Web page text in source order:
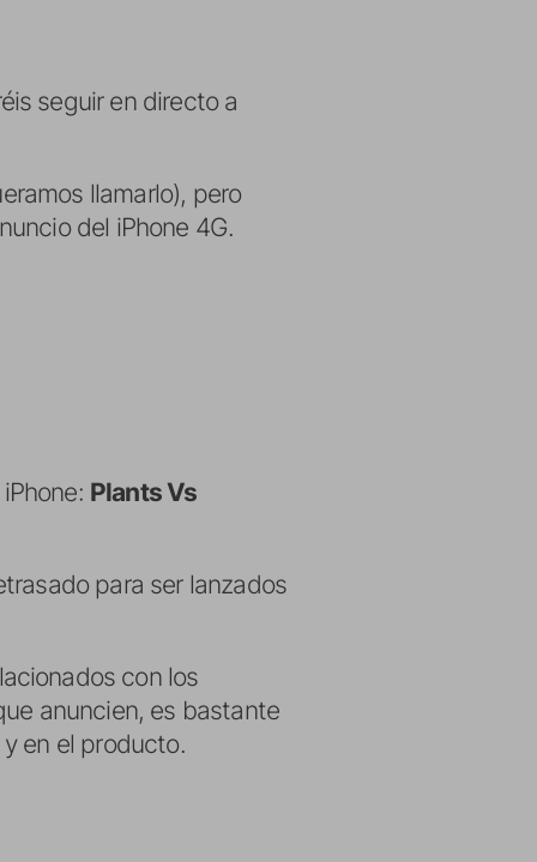
seguir en directo a
llamarlo), pero
del iPhone 4G.
Plants Vs
para ser lanzados
con los
anuncien, es bastante
en el producto.